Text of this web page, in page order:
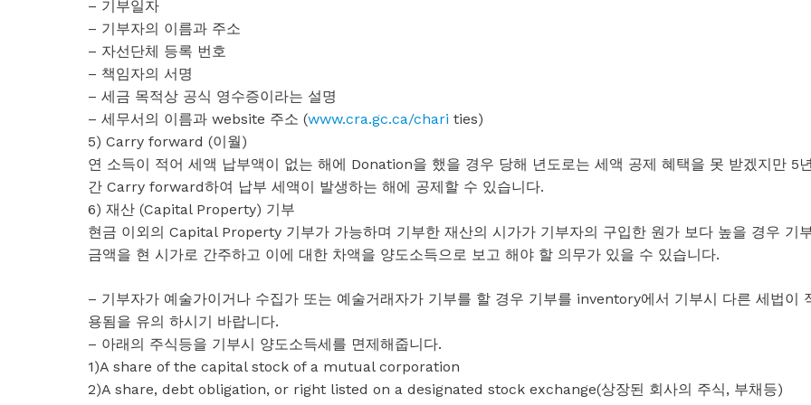
– 기부일자
– 기부자의 이름과 주소
– 자선단체 등록 번호
– 책임자의 서명
– 세금 목적상 공식 영수증이라는 설명
– 세무서의 이름과 website 주소 (www.cra.gc.ca/chari ties)
5) Carry forward (이월)
연 소득이 적어 세액 납부액이 없는 해에 Donation을 했을 경우 당해 년도로는 세액 공제 혜택을 못 받겠지만 5년
간 Carry forward하여 납부 세액이 발생하는 해에 공제할 수 있습니다.
6) 재산 (Capital Property) 기부
현금 이외의 Capital Property 기부가 가능하며 기부한 재산의 시가가 기부자의 구입한 원가 보다 높을 경우 기
금액을 현 시가로 간주하고 이에 대한 차액을 양도소득으로 보고 해야 할 의무가 있을 수 있습니다.
– 기부자가 예술가이거나 수집가 또는 예술거래자가 기부를 할 경우 기부를 inventory에서 기부시 다른 세법이
용됨을 유의 하시기 바랍니다.
– 아래의 주식등을 기부시 양도소득세를 면제해줍니다.
1)A share of the capital stock of a mutual corporation
2)A share, debt obligation, or right listed on a designated stock exchange(상장된 회사의 주식, 부채등)